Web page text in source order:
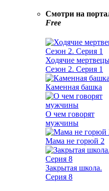
Смотри на
Free
Ходячие
Сезон 2. Серия 1
Каменная башка
О чем говорят
мужчины
Мама не горюй 2
Закрытая школа.
Серия 8